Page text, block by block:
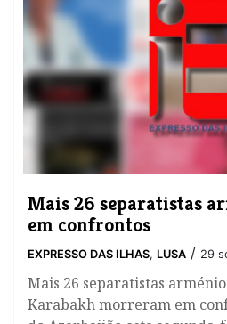
Mais 26 separatistas
em confrontos
EXPRESSO DAS ILHAS, LUSA / 29
Mais 26 separatistas
Karabakh morreram em